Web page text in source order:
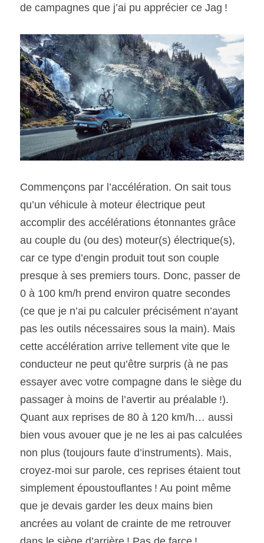
de campagnes que j’ai pu apprécier ce Jag !
Commençons par l’accélération. On sait tous
qu’un véhicule à moteur électrique peut
accomplir des accélérations étonnantes grâce
au couple du (ou des) moteur(s) électrique(s),
car ce type d’engin produit tout son couple
presque à ses premiers tours. Donc, passer de
0 à 100 km/h prend environ quatre secondes
(ce que je n’ai pu calculer précisément n’ayant
pas les outils nécessaires sous la main). Mais
cette accélération arrive tellement vite que le
conducteur ne peut qu’être surpris (à ne pas
essayer avec votre compagne dans le siège du
passager à moins de l’avertir au préalable !).
Quant aux reprises de 80 à 120 km/h… aussi
bien vous avouer que je ne les ai pas calculées
non plus (toujours faute d’instruments). Mais,
croyez-moi sur parole, ces reprises étaient tout
simplement époustouflantes ! Au point même
que je devais garder les deux mains bien
ancrées au volant de crainte de me retrouver